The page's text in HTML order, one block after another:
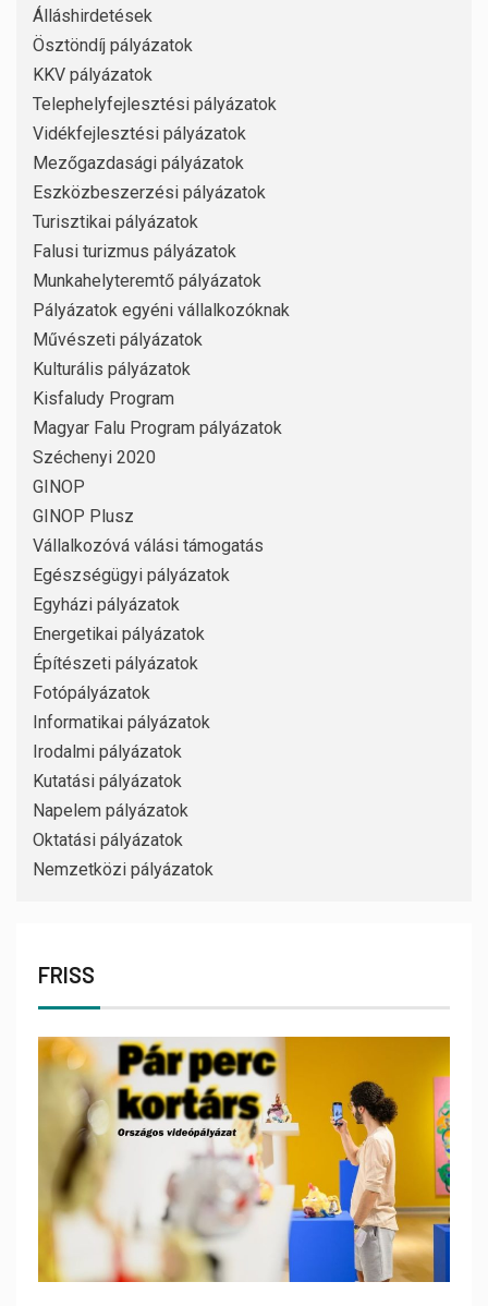
Álláshirdetések
Ösztöndíj pályázatok
KKV pályázatok
Telephelyfejlesztési pályázatok
Vidékfejlesztési pályázatok
Mezőgazdasági pályázatok
Eszközbeszerzési pályázatok
Turisztikai pályázatok
Falusi turizmus pályázatok
Munkahelyteremtő pályázatok
Pályázatok egyéni vállalkozóknak
Művészeti pályázatok
Kulturális pályázatok
Kisfaludy Program
Magyar Falu Program pályázatok
Széchenyi 2020
GINOP
GINOP Plusz
Vállalkozóvá válási támogatás
Egészségügyi pályázatok
Egyházi pályázatok
Energetikai pályázatok
Építészeti pályázatok
Fotópályázatok
Informatikai pályázatok
Irodalmi pályázatok
Kutatási pályázatok
Napelem pályázatok
Oktatási pályázatok
Nemzetközi pályázatok
FRISS